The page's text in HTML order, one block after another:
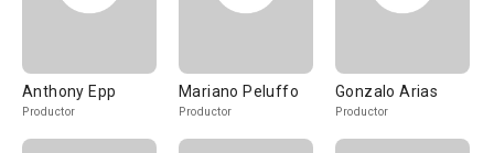
Anthony Epp
Productor
Mariano Peluffo
Productor
Gonzalo Arias
Productor